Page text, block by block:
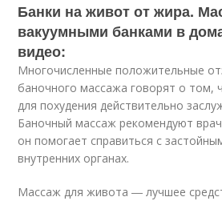
Банки на живот от жира.
вакуумными банками в
видео:
Многочисленные положительные
баночного массажа говорят о том,
для похудения действительно
Баночный массаж рекомендуют
он помогает справиться с
внутренних органах.
Массаж для живота ― лучшее